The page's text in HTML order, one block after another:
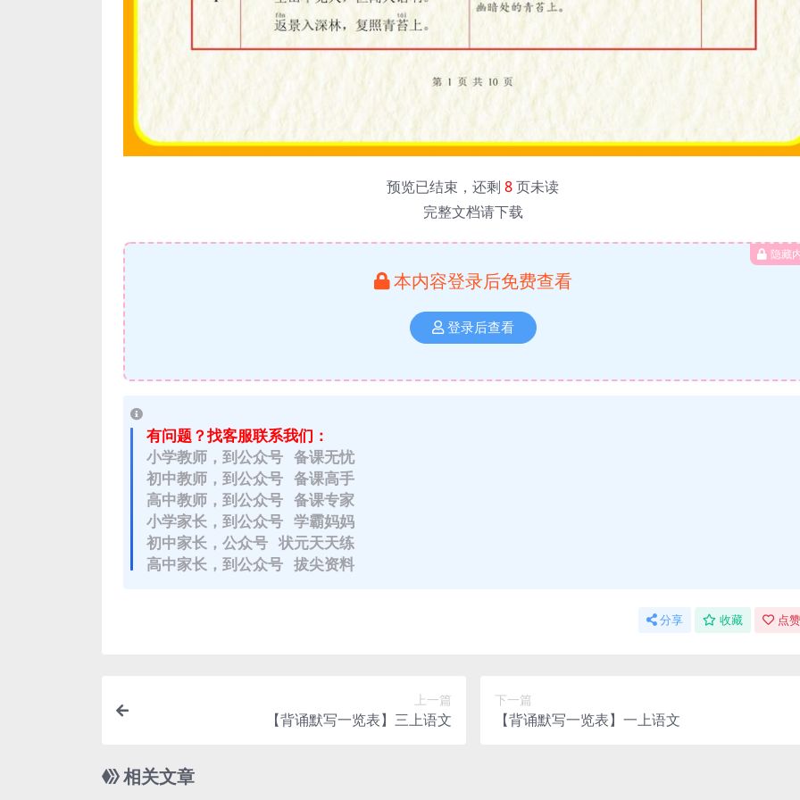
预览已结束，还剩 8页未读
完整文档请下载
隐藏
本内容登录后免费查看
登录后查看
有问题？找客服联系我们：
小学教师，到公众号 备课无忧
初中教师，到公众号 备课高手
高中教师，到公众号 备课专家
小学家长，到公众号 学霸妈妈
初中家长，公众号 状元天天练
高中家长，到公众号 拔尖资料
分享 收藏 点
上一篇
【背诵默写一览表】三上语文
下一篇
【背诵默写一览表】一上语文
相关文章